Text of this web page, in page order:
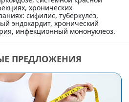
хронических
сифилис, туберкулёз,
эндокардит, хронический
инфекционный мононуклеоз.
ПРЕДЛОЖЕНИЯ